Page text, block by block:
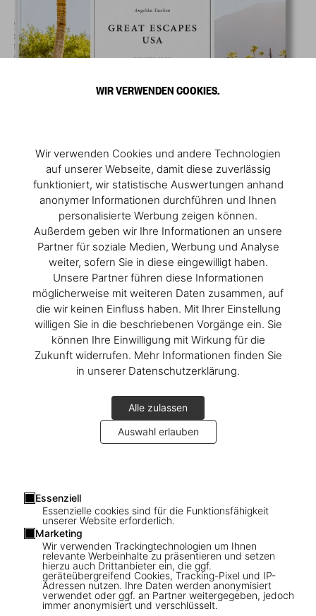
WIR VERWENDEN COOKIES.
Wir verwenden Cookies und andere Technologien
auf unserer Webseite, damit diese zuverlässig
funktioniert, wir statistische Auswertungen anhand
anonymer Informationen durchführen und Ihnen
personalisierte Werbung zeigen können.
Außerdem geben wir Ihre Informationen an unsere
Partner für soziale Medien, Werbung und Analyse
weiter, sofern Sie in diese eingewilligt haben.
Unsere Partner führen diese Informationen
möglicherweise mit weiteren Daten zusammen, auf
die wir keinen Einfluss haben. Mit Ihrer Einstellung
willigen Sie in die beschriebenen Vorgänge ein. Sie
können Ihre Einwilligung mit Wirkung für die
Zukunft widerrufen. Mehr Informationen finden Sie
in unserer Datenschutzerklärung.
Alle zulassen
Auswahl erlauben
Essenziell
Essenzielle cookies sind für die Funktionsfähigkeit
unserer Website erforderlich.
Marketing
Wir verwenden Trackingtechnologien um Ihnen
relevante Werbeinhalte zu präsentieren und setzen
hierzu auch Drittanbieter ein, die ggf.
geräteübergreifend Cookies, Tracking-Pixel und IP-
Adressen nutzen. Ihre Daten werden anonymisiert
verwendet oder ggf. an Partner weitergegeben, jedoch
immer anonymisiert und verschlüsselt.
Great Escapes USA. The Hotel Book
US$ 60
Great Escapes Series